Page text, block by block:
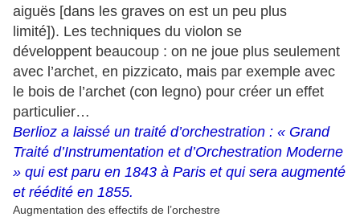
aiguës [dans les graves on est un peu plus
limité]). Les techniques du violon se
développent beaucoup : on ne joue plus seulement
avec l’archet, en pizzicato, mais par exemple avec
le bois de l’archet (con legno) pour créer un effet
particulier…
Berlioz a laissé un traité d’orchestration : « Grand
Traité d’Instrumentation et d’Orchestration Moderne
» qui est paru en 1843 à Paris et qui sera augmenté
et réédité en 1855.
Augmentation des effectifs de l’orchestre